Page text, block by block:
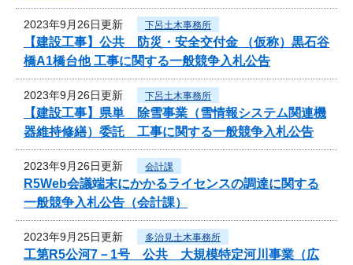
2023年9月26日更新 下呂土木事務所
【建設工事】公共 防災・安全交付金 （仮称）黒石谷
橋A1橋台他 工事に関する一般競争入札公告
2023年9月26日更新 下呂土木事務所
【建設工事】県単 除雪事業（雪情報システム関連機
器維持修繕）委託 工事に関する一般競争入札公告
2023年9月26日更新 会計課
R5Web会議端末にかかるライセンスの調達に関する
一般競争入札公告（会計課）
2023年9月25日更新 多治見土木事務所
工第R5公河7－1号 公共 大規模特定河川事業（広